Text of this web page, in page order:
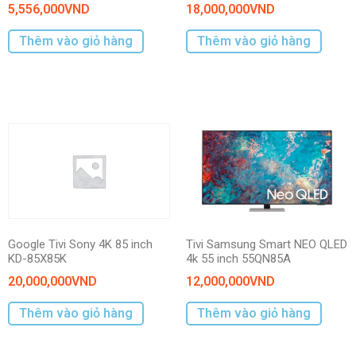
5,556,000VND
Thêm vào giỏ hàng
18,000,000VND
Thêm vào giỏ hàng
Google Tivi Sony 4K 85 inch
KD-85X85K
20,000,000VND
Thêm vào giỏ hàng
Tivi Samsung Smart NEO QLED
4k 55 inch 55QN85A
12,000,000VND
Thêm vào giỏ hàng